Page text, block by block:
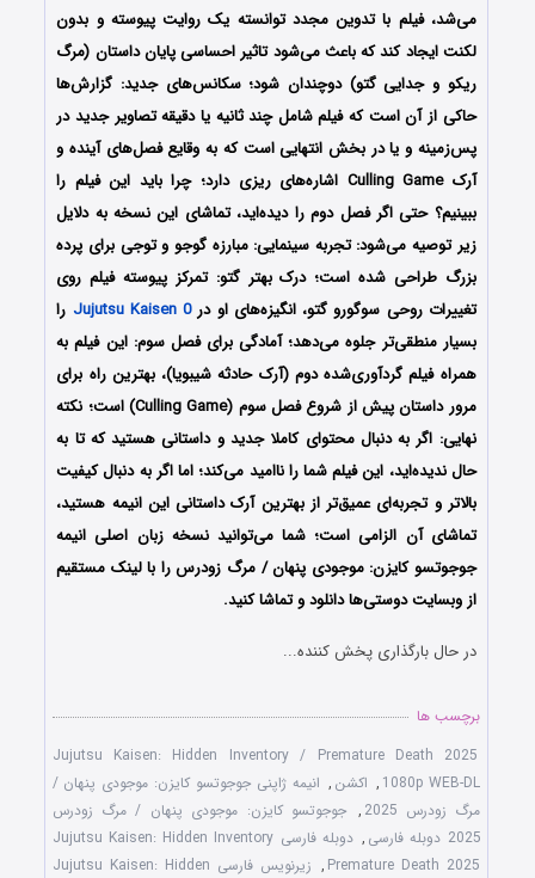
می‌شد، فیلم با تدوین مجدد توانسته یک روایت پیوسته و بدون
لکنت ایجاد کند که باعث می‌شود تاثیر احساسی پایان داستان (مرگ
ریکو و جدایی گتو) دوچندان شود؛ سکانس‌های جدید: گزارش‌ها
حاکی از آن است که فیلم شامل چند ثانیه یا دقیقه تصاویر جدید در
پس‌زمینه و یا در بخش انتهایی است که به وقایع فصل‌های آینده و
آرک Culling Game اشاره‌های ریزی دارد؛
چرا باید این فیلم را
ببینیم؟ حتی اگر فصل دوم را دیده‌اید، تماشای این نسخه به دلایل
زیر توصیه می‌شود: تجربه سینمایی: مبارزه گوجو و توجی برای پرده
بزرگ طراحی شده است؛ درک بهتر گتو: تمرکز پیوسته فیلم روی
تغییرات روحی سوگورو گتو، انگیزه‌های او درJujutsu Kaisen 0 را
بسیار منطقی‌تر جلوه می‌دهد؛ آمادگی برای فصل سوم: این فیلم به
همراه فیلم گردآوری‌شده دوم (آرک حادثه شیبویا)، بهترین راه برای
مرور داستان پیش از شروع فصل سوم (Culling Game) است؛ نکته
نهایی: اگر به دنبال محتوای کاملا جدید و داستانی هستید که تا به
حال ندیده‌اید، این فیلم شما را ناامید می‌کند؛ اما اگر به دنبال کیفیت
بالاتر و تجربه‌ای عمیق‌تر از بهترین آرک داستانی این انیمه هستید،
تماشای آن الزامی است؛ شما می‌توانید نسخه زبان اصلی انیمه
جوجوتسو کایزن: موجودی پنهان / مرگ زودرس را با لینک مستقیم
از وبسایت دوستی‌ها دانلود و تماشا کنید.
در حال بارگذاری پخش کننده...
برچسب ها
Jujutsu Kaisen: Hidden Inventory / Premature Death 2025
1080p WEB-DL
, اکشن , انیمه ژاپنی جوجوتسو کایزن: موجودی پنهان /
مرگ زودرس 2025
, جوجوتسو کایزن: موجودی پنهان / مرگ زودرس
2025 دوبله فارسی
,
دوبله فارسی Jujutsu Kaisen: Hidden Inventory
Premature Death 2025
,
زیرنویس فارسی Jujutsu Kaisen: Hidden